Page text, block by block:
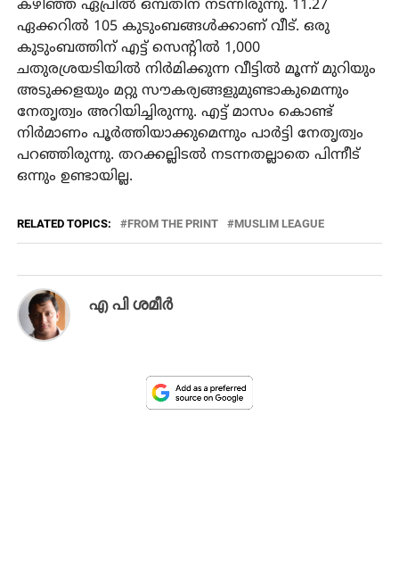
കഴിഞ്ഞ ഏപ്രിൽ ഒമ്പതിന് നടന്നിരുന്നു. 11.27
ഏക്കറിൽ 105 കുടുംബങ്ങൾക്കാണ് വീട്. ഒരു
കുടുംബത്തിന് എട്ട് സെന്റിൽ 1,000
ചതുരശ്രയടിയിൽ നിർമിക്കുന്ന വീട്ടിൽ മൂന്ന് മുറിയും
അടുക്കളയും മറ്റു സൗകര്യങ്ങളുമുണ്ടാകുമെന്നും
നേതൃത്വം അറിയിച്ചിരുന്നു. എട്ട് മാസം കൊണ്ട്
നിർമാണം പൂർത്തിയാക്കുമെന്നും പാർട്ടി നേതൃത്വം
പറഞ്ഞിരുന്നു. തറക്കല്ലിടൽ നടന്നതല്ലാതെ പിന്നീട്
ഒന്നും ഉണ്ടായില്ല.
RELATED TOPICS: FROM THE PRINT MUSLIM LEAGUE
എ പി ശമീര്‍